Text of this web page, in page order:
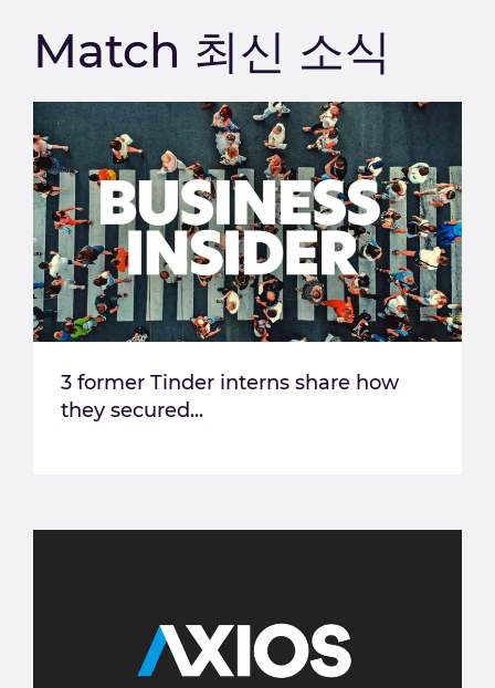
Match 최신 소식
3 former Tinder interns share how
they secured...